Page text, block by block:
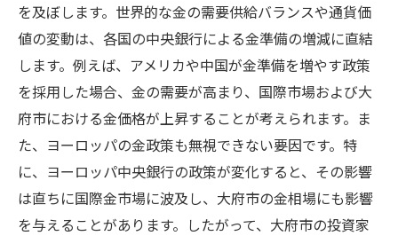
を及ぼします。世界的な金の需要供給バランスや通貨価
値の変動は、各国の中央銀行による金準備の増減に直結
します。例えば、アメリカや中国が金準備を増やす政策
を採用した場合、金の需要が高まり、国際市場および大
府市における金価格が上昇することが考えられます。ま
た、ヨーロッパの金政策も無視できない要因です。特
に、ヨーロッパ中央銀行の政策が変化すると、その影響
は直ちに国際金市場に波及し、大府市の金相場にも影響
を与えることがあります。したがって、大府市の投資家